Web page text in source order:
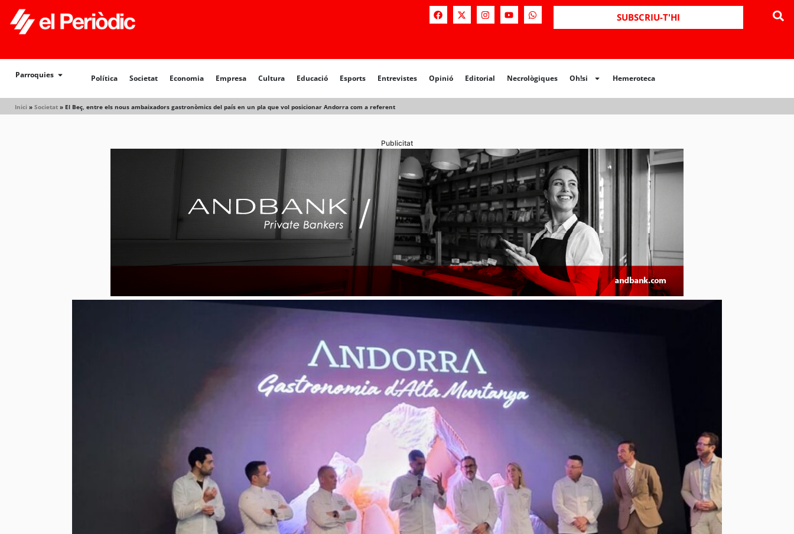
SUBSCRIU-T'HI
Parroquies Política Societat Economia Empresa Cultura Educació Esports Entrevistes Opinió Editorial Necrològiques Oh!si Hemeroteca
Inici » Societat » El Beç, entre els nous ambaixadors gastronòmics del país en un pla que vol posicionar Andorra com a referent
Publicitat